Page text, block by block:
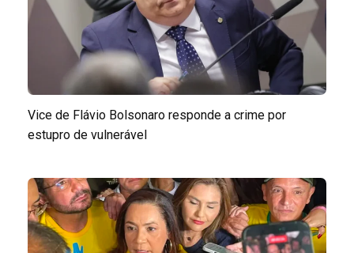
Vice de Flávio Bolsonaro responde a crime por
estupro de vulnerável